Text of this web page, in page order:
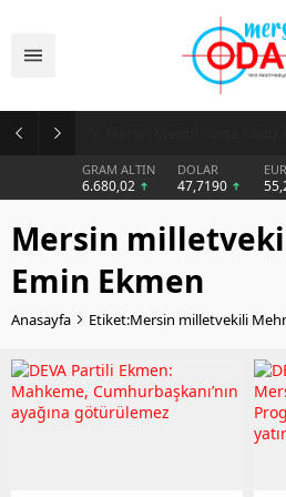
GRAM ALTIN
6.680,02
DOLAR
47,7190
Mersin
Emin Ekmen
Anasayfa Etiket:Mersin milletvekili